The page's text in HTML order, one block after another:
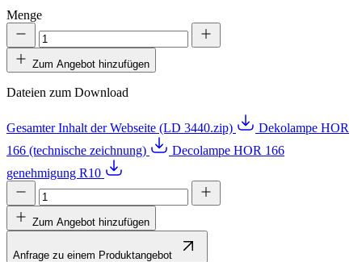
Menge
Zum Angebot hinzufügen
Dateien zum Download
Gesamter Inhalt der Webseite (LD 3440.zip)
Dekolampe HOR
166 (technische zeichnung)
Decolampe HOR 166
genehmigung R10
Zum Angebot hinzufügen
Anfrage zu einem Produktangebot